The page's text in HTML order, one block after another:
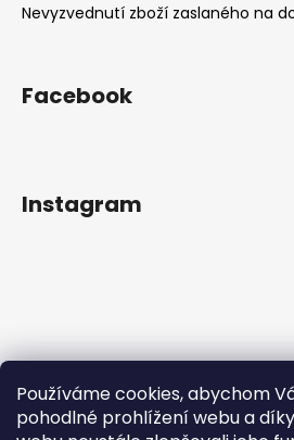
Používáme cookies, abychom
pohodlné prohlížení webu a
Nevyzvednutí zboží zaslaného na
Facebook
Instagram